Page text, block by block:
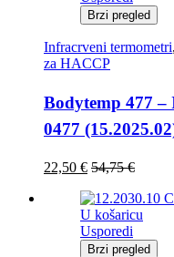
Brzi pregled
Infracrveni termometri,
za HACCP
Bodytemp 477
0477
22,50 € 54,75€
U košaricu
Usporedi
Brzi pregled